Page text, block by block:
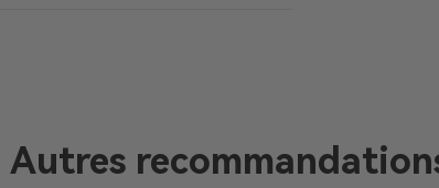
Autres